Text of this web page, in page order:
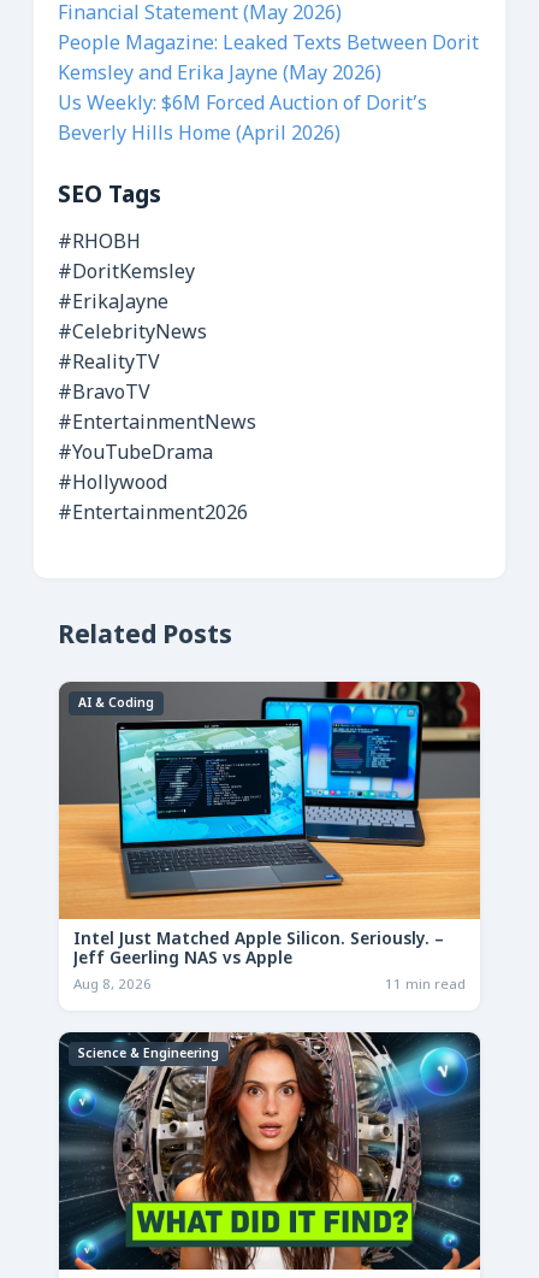
Financial Statement (May 2026)
People Magazine: Leaked Texts Between Dorit
Kemsley and Erika Jayne (May 2026)
Us Weekly: $6M Forced Auction of Dorit’s
Beverly Hills Home (April 2026)
SEO Tags
#RHOBH
#DoritKemsley
#ErikaJayne
#CelebrityNews
#RealityTV
#BravoTV
#EntertainmentNews
#YouTubeDrama
#Hollywood
#Entertainment2026
Related Posts
AI & Coding
Intel Just Matched Apple Silicon. Seriously. –
Jeff Geerling NAS vs Apple
Aug 8, 2026 11 min read
Science & Engineering